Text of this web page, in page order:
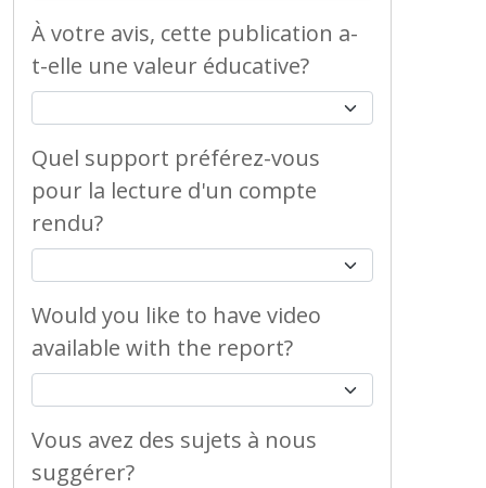
À votre avis, cette publication a-
t-elle une valeur éducative?
Quel support préférez-vous
pour la lecture d'un compte
rendu?
Would you like to have video
available with the report?
Vous avez des sujets à nous
suggérer?